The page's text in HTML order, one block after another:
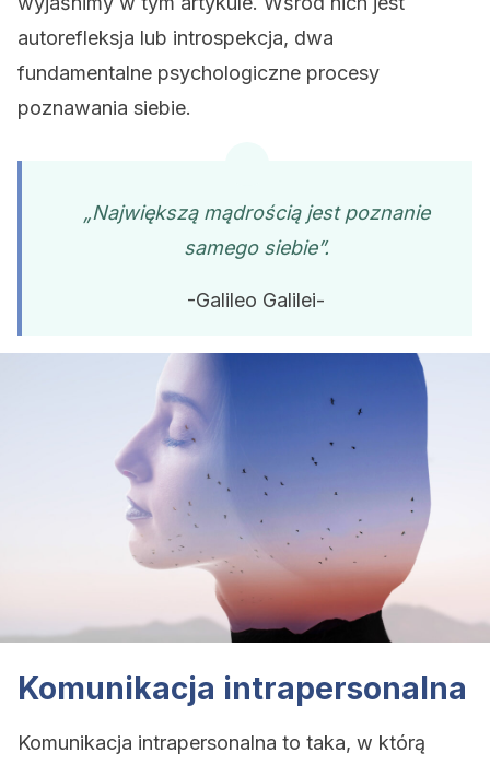
autorefleksja lub introspekcja, dwa
fundamentalne psychologiczne procesy
poznawania siebie.
„Największą mądrością jest poznanie
samego siebie”.
-Galileo Galilei-
Komunikacja intrapersonalna
Komunikacja intrapersonalna to taka, w którą